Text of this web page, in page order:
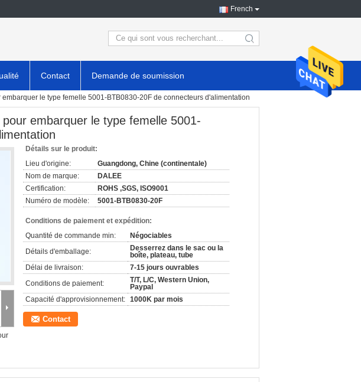
French
search
Contact Demande de soumission
le type femelle 5001-BTB0830-20F de connecteurs d'alimentation
embarquer le type femelle 5001-
Détails sur le produit:
Lieu d'origine:
Guangdong, Chine (continentale)
Nom de marque:
DALEE
Certification:
ROHS ,SGS, ISO9001
Numéro de modèle:
5001-BTB0830-20F
Conditions de paiement et expédition:
Quantité de commande min:
Négociables
Détails d'emballage:
Desserrez dans le sac ou la
boîte, plateau, tube
Délai de livraison:
7-15 jours ouvrables
Conditions de paiement:
T/T, L/C, Western Union,
Paypal
Capacité d'approvisionnement: 1000K par mois
Contact